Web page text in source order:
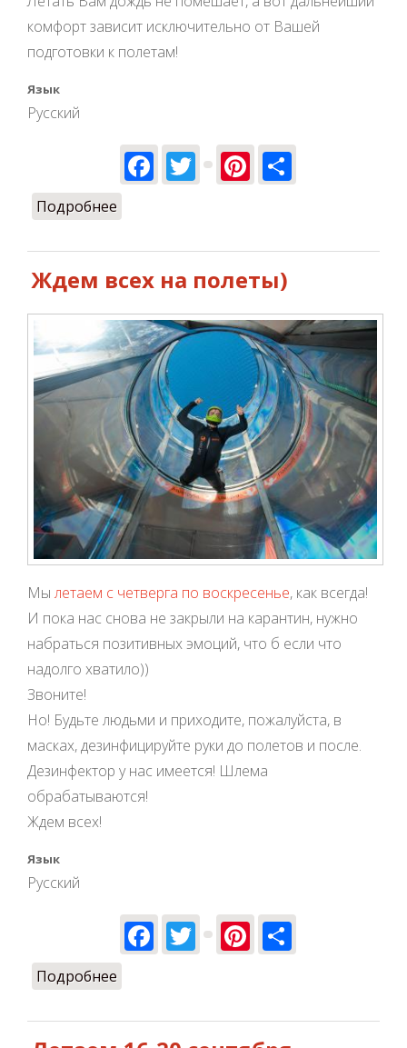
комфорт зависит исключительно от Вашей
подготовки к полетам!
Язык
Русский
Facebook
TwitterPinterest
Подробнее
Ждем всех на полеты)
Мы летаем с четверга по воскресенье, как всегда!
И пока нас снова не закрыли на карантин, нужно
набраться позитивных эмоций, что б если что
надолго хватило))
Звоните!
Но! Будьте людьми и приходите, пожалуйста, в
масках, дезинфицируйте руки до полетов и после.
Дезинфектор у нас имеется! Шлема
обрабатываются!
Ждем всех!
Язык
Русский
Facebook
TwitterPinterest
Подробнее